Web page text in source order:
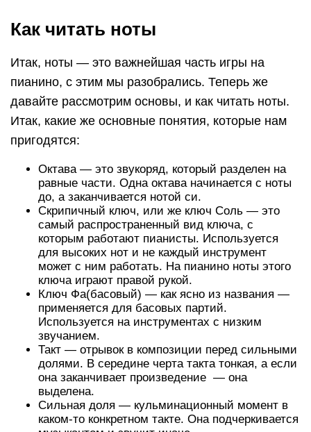
Как читать ноты
Итак, ноты — это важнейшая часть игры на
пианино, с этим мы разобрались. Теперь же
давайте рассмотрим основы, и как читать ноты.
Итак, какие же основные понятия, которые нам
пригодятся:
Октава — это звукоряд, который разделен на
равные части. Одна октава начинается с ноты
до, а заканчивается нотой си.
Скрипичный ключ, или же ключ Соль — это
самый распространенный вид ключа, с
которым работают пианисты. Используется
для высоких нот и не каждый инструмент
может с ним работать. На пианино ноты этого
ключа играют правой рукой.
Ключ Фа(басовый) — как ясно из названия —
применяется для басовых партий.
Используется на инструментах с низким
звучанием.
Такт — отрывок в композиции перед сильными
долями. В середине черта такта тонкая, а если
она заканчивает произведение — она
выделена.
Сильная доля — кульминационный момент в
каком-то конкретном такте. Она подчеркивается